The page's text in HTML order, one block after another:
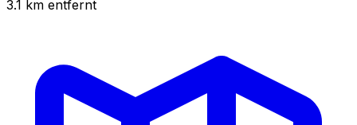
3.1 km entfernt